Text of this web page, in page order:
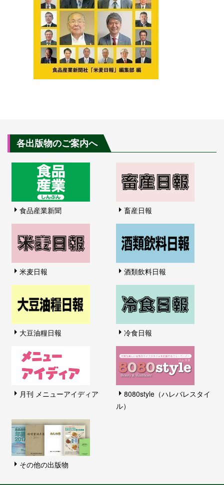
各出版物のご案内へ
食品産業新聞 畜産日報
米麦日報 酒類飲料日報
大豆油糧日報 冷食日報
月刊 メニューアイディア
8080style（ハレバレスタイ
ル）
その他の出版物